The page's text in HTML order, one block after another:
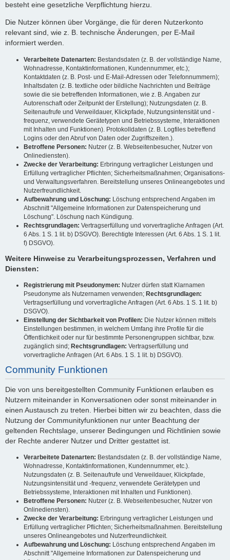
besteht eine gesetzliche Verpflichtung hierzu.
Die Nutzer können über Vorgänge, die für deren Nutzerkonto
relevant sind, wie z. B. technische Änderungen, per E-Mail
informiert werden.
Verarbeitete Datenarten: Bestandsdaten (z. B. der vollständige Name,
Wohnadresse, Kontaktinformationen, Kundennummer, etc.);
Kontaktdaten (z. B. Post- und E-Mail-Adressen oder Telefonnummern);
Inhaltsdaten (z. B. textliche oder bildliche Nachrichten und Beiträge
sowie die sie betreffenden Informationen, wie z. B. Angaben zur
Autorenschaft oder Zeitpunkt der Erstellung); Nutzungsdaten (z. B.
Seitenaufrufe und Verweildauer, Klickpfade, Nutzungsintensität und -
frequenz, verwendete Gerätetypen und Betriebssysteme, Interaktionen
mit Inhalten und Funktionen). Protokolldaten (z. B. Logfiles betreffend
Logins oder den Abruf von Daten oder Zugriffszeiten.).
Betroffene Personen: Nutzer (z. B. Webseitenbesucher, Nutzer von
Onlinediensten).
Zwecke der Verarbeitung: Erbringung vertraglicher Leistungen und
Erfüllung vertraglicher Pflichten; Sicherheitsmaßnahmen; Organisations-
und Verwaltungsverfahren. Bereitstellung unseres Onlineangebotes und
Nutzerfreundlichkeit.
Aufbewahrung und Löschung: Löschung entsprechend Angaben im
Abschnitt "Allgemeine Informationen zur Datenspeicherung und
Löschung". Löschung nach Kündigung.
Rechtsgrundlagen: Vertragserfüllung und vorvertragliche Anfragen (Art.
6 Abs. 1 S. 1 lit. b) DSGVO). Berechtigte Interessen (Art. 6 Abs. 1 S. 1 lit.
f) DSGVO).
Weitere Hinweise zu Verarbeitungsprozessen, Verfahren und
Diensten:
Registrierung mit Pseudonymen: Nutzer dürfen statt Klarnamen
Pseudonyme als Nutzernamen verwenden; Rechtsgrundlagen:
Vertragserfüllung und vorvertragliche Anfragen (Art. 6 Abs. 1 S. 1 lit. b)
DSGVO).
Einstellung der Sichtbarkeit von Profilen: Die Nutzer können mittels
Einstellungen bestimmen, in welchem Umfang ihre Profile für die
Öffentlichkeit oder nur für bestimmte Personengruppen sichtbar, bzw.
zugänglich sind; Rechtsgrundlagen: Vertragserfüllung und
vorvertragliche Anfragen (Art. 6 Abs. 1 S. 1 lit. b) DSGVO).
Community Funktionen
Die von uns bereitgestellten Community Funktionen erlauben es
Nutzern miteinander in Konversationen oder sonst miteinander in
einen Austausch zu treten. Hierbei bitten wir zu beachten, dass die
Nutzung der Communityfunktionen nur unter Beachtung der
geltenden Rechtslage, unserer Bedingungen und Richtlinien sowie
der Rechte anderer Nutzer und Dritter gestattet ist.
Verarbeitete Datenarten: Bestandsdaten (z. B. der vollständige Name,
Wohnadresse, Kontaktinformationen, Kundennummer, etc.).
Nutzungsdaten (z. B. Seitenaufrufe und Verweildauer, Klickpfade,
Nutzungsintensität und -frequenz, verwendete Gerätetypen und
Betriebssysteme, Interaktionen mit Inhalten und Funktionen).
Betroffene Personen: Nutzer (z. B. Webseitenbesucher, Nutzer von
Onlinediensten).
Zwecke der Verarbeitung: Erbringung vertraglicher Leistungen und
Erfüllung vertraglicher Pflichten; Sicherheitsmaßnahmen. Bereitstellung
unseres Onlineangebotes und Nutzerfreundlichkeit.
Aufbewahrung und Löschung: Löschung entsprechend Angaben im
Abschnitt "Allgemeine Informationen zur Datenspeicherung und